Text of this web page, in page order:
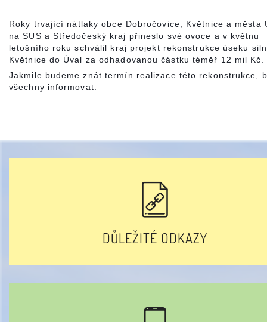
Roky trvající nátlaky obce Dobročovice, Květnice a města
na SUS a Středočeský kraj přineslo své ovoce a v květnu
letošního roku schválil kraj projekt rekonstrukce úseku
Květnice do Úval za odhadovanou částku téměř 12 mil Kč.
Jakmile budeme znát termín realizace této rekonstrukce,
všechny informovat.
DŮLEŽITÉ ODKAZY